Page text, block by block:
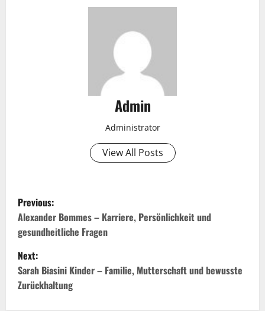
Admin
Administrator
View All Posts
P
o
s
t
n
Previous:
Alexander Bommes – Karriere, Persönlichkeit und
gesundheitliche Fragen
Next:
Sarah Biasini Kinder – Familie, Mutterschaft und bewusste
Zurückhaltung